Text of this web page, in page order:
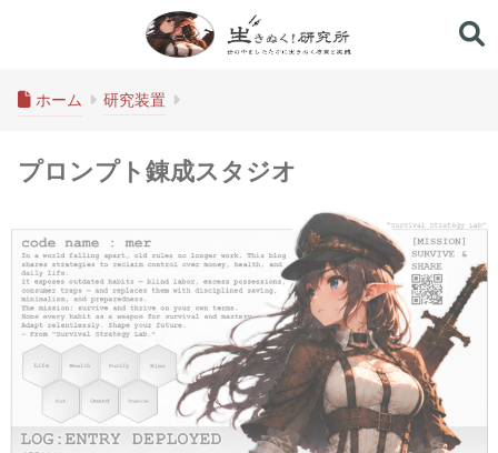
ホーム 研究装置
プロンプト錬成スタジオ